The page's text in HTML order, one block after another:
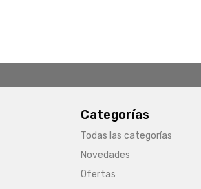
Categorías
Todas las categorías
Novedades
Ofertas